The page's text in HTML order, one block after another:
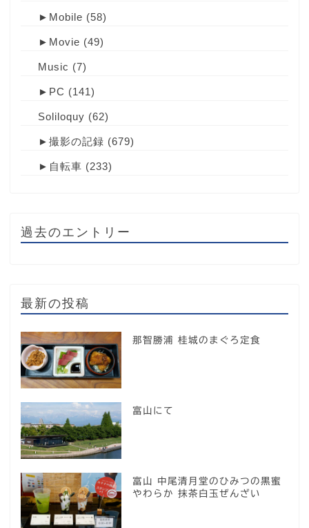
► Mobile (58)
► Movie (49)
Music (7)
► PC (141)
Soliloquy (62)
► 撮影の記録 (679)
► 自転車 (233)
過去のエントリー
最新の投稿
那智勝浦 桂城のまぐろ定食
富山にて
富山 中尾清月堂のひみつの黒蜜
やわらか 抹茶白玉ぜんざい